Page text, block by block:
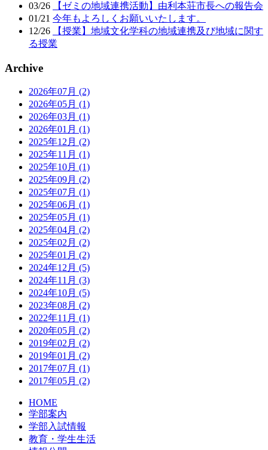
03/26
【ゼミの地域連携活動】由利本荘市長への報告会
01/21 今年もよろしくお願いいたします。
12/26
【授業】地域文化学科の地域連携及び地域に関す
る授業
Archive
2026年07月 (2)
2026年05月 (1)
2026年03月 (1)
2026年01月 (1)
2025年12月 (2)
2025年11月 (1)
2025年10月 (1)
2025年09月 (2)
2025年07月 (1)
2025年06月 (1)
2025年05月 (1)
2025年04月 (2)
2025年02月 (2)
2025年01月 (2)
2024年12月 (5)
2024年11月 (3)
2024年10月 (5)
2023年08月 (2)
2022年11月 (1)
2020年05月 (2)
2019年02月 (2)
2019年01月 (2)
2017年07月 (1)
2017年05月 (2)
HOME
学部案内
学部入試情報
教育・学生生活